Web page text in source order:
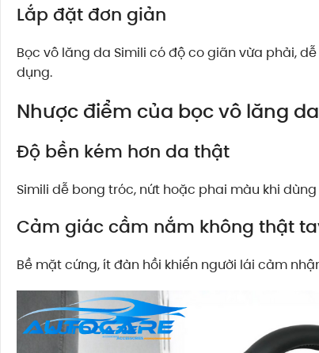
Lắp đặt đơn giản
Bọc vô lăng da Simili có độ co giãn vừa phải,
dụng.
Nhược điểm của bọc vô lăng
Độ bền kém hơn da thật
Simili dễ bong tróc, nứt hoặc phai màu khi
Cảm giác cầm nắm không thật
Bề mặt cứng, ít đàn hồi khiến người lái cảm